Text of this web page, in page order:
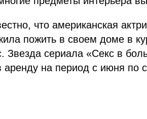
что американская
пожить в своем доме в
Звезда сериала «Секс в
аренду на период с июня по